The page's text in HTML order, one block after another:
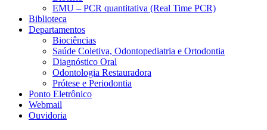
EMU – PCR quantitativa (Real Time PCR)
Biblioteca
Departamentos
Biociências
Saúde Coletiva, Odontopediatria e Ortodontia
Diagnóstico Oral
Odontologia Restauradora
Prótese e Periodontia
Ponto Eletrônico
Webmail
Ouvidoria